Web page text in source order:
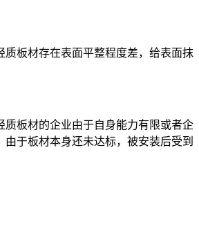
板材存在表面平整程度差，给表面抹
板材的企业由于自身能力有限或者企
于板材本身还未达标，被安装后受到